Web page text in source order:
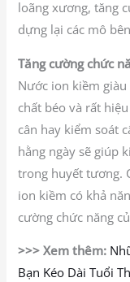
loãng xương, tăng
dựng lại các mô
Tăng cường chức
Nước ion kiềm
chất béo và rất
cân hay kiểm soát
hằng ngày sẽ giúp
trong huyết tương.
ion kiềm có khả
cường chức năng
>>> Xem thêm:
Bạn Kéo Dài Tuổi